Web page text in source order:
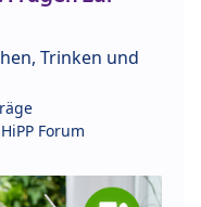
Trinken und
Forum